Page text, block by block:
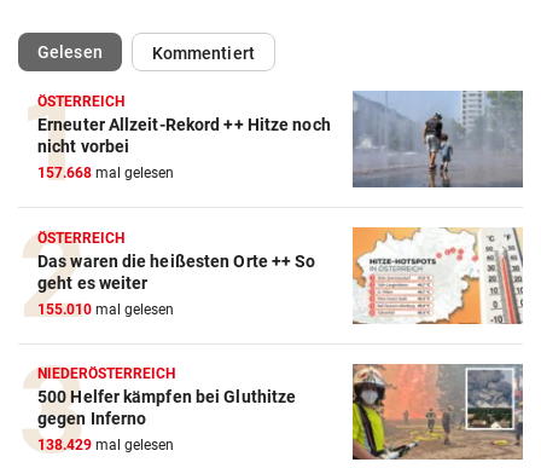
Gelesen(ausgewählt)Kommentiert
ÖSTERREICH
Erneuter Allzeit-Rekord ++ Hitze noch
nicht vorbei
157.668 mal gelesen
ÖSTERREICH
Das waren die heißesten Orte ++ So
geht es weiter
155.010 mal gelesen
NIEDERÖSTERREICH
500 Helfer kämpfen bei Gluthitze
gegen Inferno
138.429 mal gelesen
Action-Cam Vergleich
ZUM VERGLEICH
Crosstrainer Vergleich
ZUM VERGLEICH
E-Bike Vergleich
ZUM VERGLEICH
Elektro-Scooter Vergleich
ZUM VERGLEICH